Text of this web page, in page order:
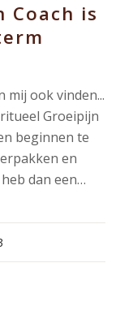
is
mij ook vinden...
Groeipijn
beginnen te
en
dan een…